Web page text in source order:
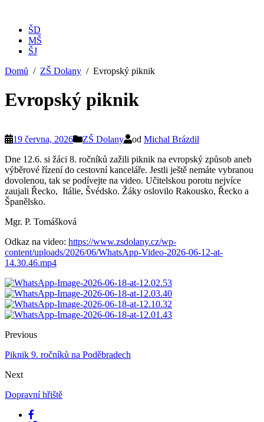
ŠD
MŠ
ŠJ
Domů
ZŠ Dolany Evropský piknik
Evropský piknik
19 června, 2026 ZŠ Dolany od Michal Brázdil
Dne 12.6. si žáci 8. ročníků zažili piknik na evropský způsob aneb
výběrové řízení do cestovní kanceláře. Jestli ještě nemáte vybranou
dovolenou, tak se podívejte na video. Učitelskou porotu nejvíce
zaujali Řecko, Itálie, Švédsko. Žáky oslovilo Rakousko, Řecko a
Španělsko.
Mgr. P. Tomášková
Odkaz na video: https://www.zsdolany.cz/wp-
content/uploads/2026/06/WhatsApp-Video-2026-06-12-at-
14.30.46.mp4
Previous
Piknik 9. ročníků na Poděbradech
Next
Dopravní hřiště